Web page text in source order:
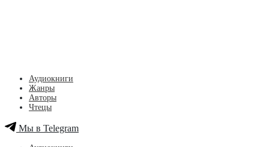
Аудиокниги
Жанры
Авторы
Чтецы
Мы в Telegram